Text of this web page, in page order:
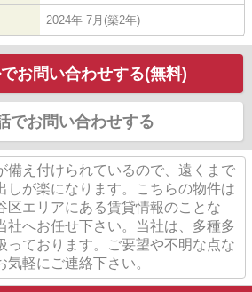
2024年 7月(築2年)
お問い合わせする(無料)
でお問い合わせする
備え付けられているので、遠くまで
しが楽になります。こちらの物件は
区エリアにある賃貸情報のことな
社へお任せ下さい。当社は、多種多
っております。ご要望や不明な点な
軽にご連絡下さい。